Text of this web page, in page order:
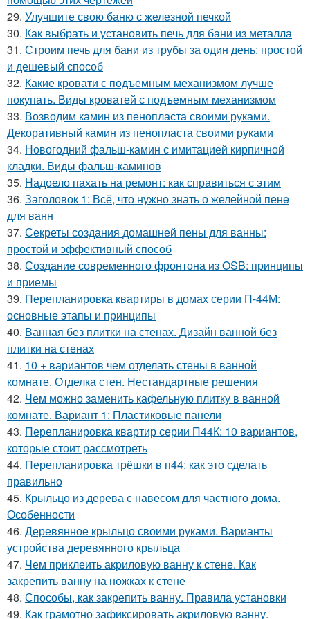
29. Улучшите свою баню с железной печкой
30. Как выбрать и установить печь для бани из металла
31. Строим печь для бани из трубы за один день: простой
и дешевый способ
32. Какие кровати с подъемным механизмом лучше
покупать. Виды кроватей с подъемным механизмом
33. Возводим камин из пенопласта своими руками.
Декоративный камин из пенопласта своими руками
34. Новогодний фальш-камин с имитацией кирпичной
кладки. Виды фальш-каминов
35. Надоело пахать на ремонт: как справиться с этим
36. Заголовок 1: Всё, что нужно знать о желейной пенe
для ванн
37. Секреты создания домашней пены для ванны:
простой и эффективный способ
38. Создание современного фронтона из OSB: принципы
и приемы
39. Перепланировка квартиры в домах серии П-44М:
основные этапы и принципы
40. Ванная без плитки на стенах. Дизайн ванной без
плитки на стенах
41. 10 + вариантов чем отделать стены в ванной
комнате. Отделка стен. Нестандартные решения
42. Чем можно заменить кафельную плитку в ванной
комнате. Вариант 1: Пластиковые панели
43. Перепланировка квартир серии П44К: 10 вариантов,
которые стоит рассмотреть
44. Перепланировка трёшки в п44: как это сделать
правильно
45. Крыльцо из дерева с навесом для частного дома.
Особенности
46. Деревянное крыльцо своими руками. Варианты
устройства деревянного крыльца
47. Чем приклеить акриловую ванну к стене. Как
закрепить ванну на ножках к стене
48. Способы, как закрепить ванну. Правила установки
49. Как грамотно зафиксировать акриловую ванну.